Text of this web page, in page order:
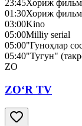
23:45Хориж фильм
01:30Хориж фильм
03:00Kino
05:00Milliy serial
05:00"Гуноҳлар
05:40"Тугун"
ZO
ZO‘R TV